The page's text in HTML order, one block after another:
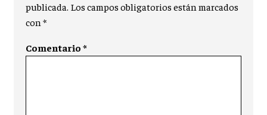
publicada. Los campos obligatorios están marcados
con*
Comentario*